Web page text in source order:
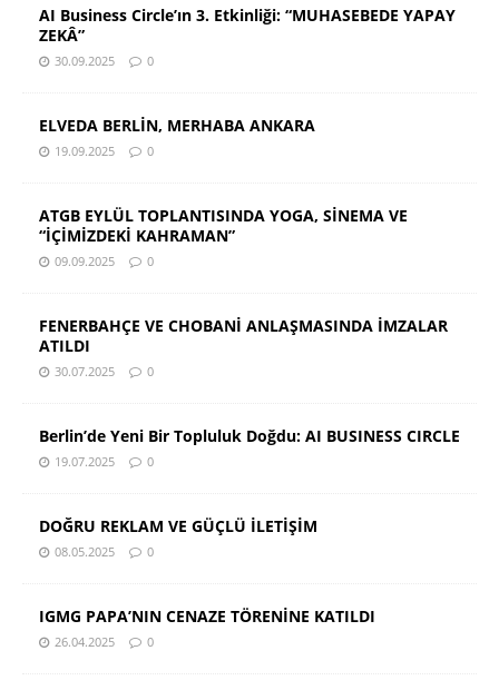
AI Business Circle’ın 3. Etkinliği: “MUHASEBEDE YAPAY
ZEKÂ”
30.09.2025 0
ELVEDA BERLİN, MERHABA ANKARA
19.09.2025 0
ATGB EYLÜL TOPLANTISINDA YOGA, SİNEMA VE
“İÇİMİZDEKİ KAHRAMAN”
09.09.2025 0
FENERBAHÇE VE CHOBANİ ANLAŞMASINDA İMZALAR
ATILDI
30.07.2025 0
Berlin’de Yeni Bir Topluluk Doğdu: AI BUSINESS CIRCLE
19.07.2025 0
DOĞRU REKLAM VE GÜÇLÜ İLETİŞİM
08.05.2025 0
IGMG PAPA’NIN CENAZE TÖRENİNE KATILDI
26.04.2025 0